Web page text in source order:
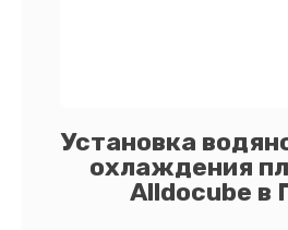
Установка
охлаждения
Alldocube в